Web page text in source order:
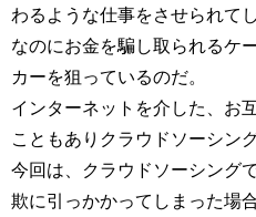
わるような仕事をさせられて
なのにお金を騙し取られるケ
カーを狙っているのだ。
インターネットを介した、お
こともありクラウドソーシン
今回は、クラウドソーシング
欺に引っかかってしまった場